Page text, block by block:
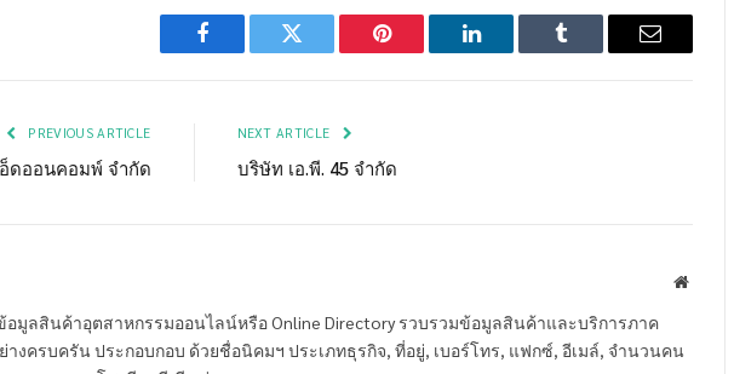
Facebook Twitter Pinterest LinkedIn Tumblr Email
PREVIOUS ARTICLE
ดออนคอมพ์ จำกัด
NEXT ARTICLE
บริษัท เอ.พี. 45 จำกัด
Website
อมูลสินค้าอุตสาหกรรมออนไลน์หรือ Online Directory รวบรวมข้อมูลสินค้าและบริการภาค
างครบครัน ประกอบกอบ ด้วยชื่อนิคมฯ ประเภทธุรกิจ, ที่อยู่, เบอร์โทร, แฟกซ์, อีเมล์, จำนวนคน